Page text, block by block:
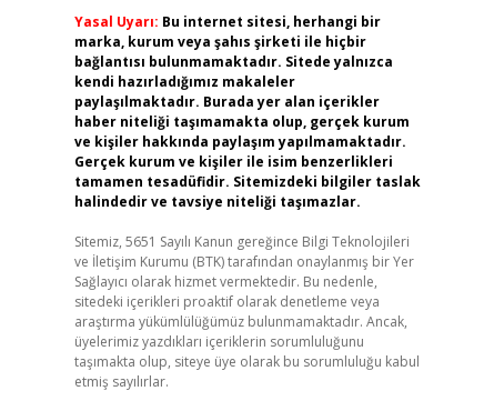
Yasal Uyarı: Bu internet sitesi, herhangi bir
marka, kurum veya şahıs şirketi ile hiçbir
bağlantısı bulunmamaktadır. Sitede yalnızca
kendi hazırladığımız makaleler
paylaşılmaktadır. Burada yer alan içerikler
haber niteliği taşımamakta olup, gerçek kurum
ve kişiler hakkında paylaşım yapılmamaktadır.
Gerçek kurum ve kişiler ile isim benzerlikleri
tamamen tesadüfidir. Sitemizdeki bilgiler taslak
halindedir ve tavsiye niteliği taşımazlar.
Sitemiz, 5651 Sayılı Kanun gereğince Bilgi Teknolojileri
ve İletişim Kurumu (BTK) tarafından onaylanmış bir Yer
Sağlayıcı olarak hizmet vermektedir. Bu nedenle,
sitedeki içerikleri proaktif olarak denetleme veya
araştırma yükümlülüğümüz bulunmamaktadır. Ancak,
üyelerimiz yazdıkları içeriklerin sorumluluğunu
taşımakta olup, siteye üye olarak bu sorumluluğu kabul
etmiş sayılırlar.